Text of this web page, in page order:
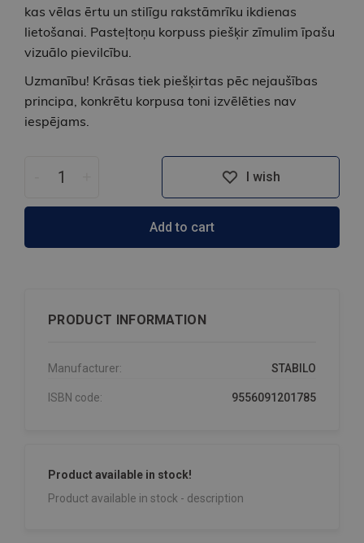
kas vēlas ērtu un stilīgu rakstāmrīku ikdienas
lietošanai. Pasteļtoņu korpuss piešķir zīmulim īpašu
vizuālo pievilcību.
Uzmanību! Krāsas tiek piešķirtas pēc nejaušības
principa, konkrētu korpusa toni izvēlēties nav
iespējams.
I wish
Add to cart
PRODUCT INFORMATION
Manufacturer: STABILO
ISBN code: 9556091201785
Product available in stock!
Product available in stock - description